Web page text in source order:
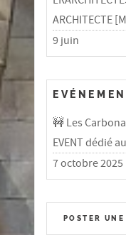
ARCHITECTE
9 juin
🚧 Les
EVENT dédié
7 octobre 2025
POSTER